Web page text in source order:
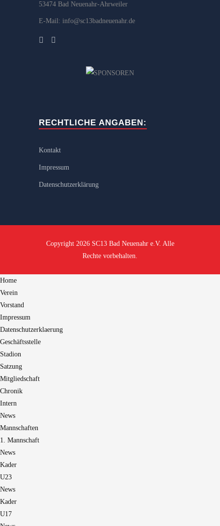
53474 Bad Neuenahr-Ahrweiler
E-Mail: info@sc13badneuenahr.de
RECHTLICHE ANGABEN:
Kontakt
Impressum
Datenschutzerklärung
Copyright 2026 SC13 Bad Neuenahr e.V. Alle
Rechte vorbehalten.
Home
Verein
Vorstand
Impressum
Datenschutzerklaerung
Geschäftsstelle
Stadion
Satzung
Mitgliedschaft
Chronik
Intern
News
Mannschaften
1. Mannschaft
News
Kader
U23
News
Kader
U17